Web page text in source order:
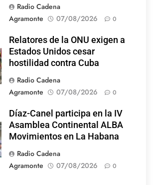
Radio Cadena
Agramonte
07/08/2026 0
Relatores de la ONU exigen a
Estados Unidos cesar
hostilidad contra Cuba
Radio Cadena
Agramonte
07/08/2026 0
Díaz-Canel participa en la IV
Asamblea Continental ALBA
Movimientos en La Habana
Radio Cadena
Agramonte
07/08/2026 0